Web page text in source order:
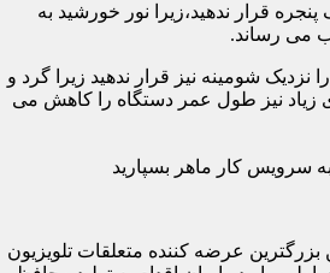
قرار ندهید،زیرا نور خورشید به
می رساند.
شومینه نیز قرار ندهید زیرا گرد و
زیاد نیز طول عمر دستگاه را کاهش می
عرضه کننده متعلقات تلویزیون